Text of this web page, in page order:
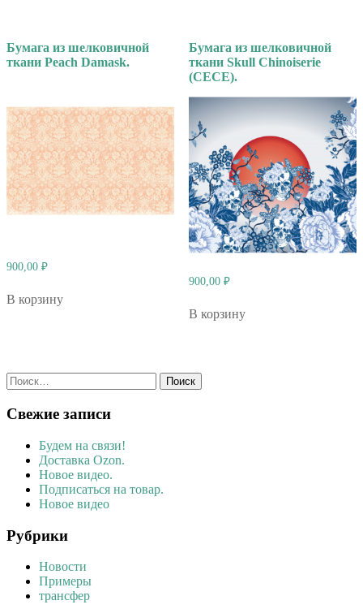
Бумага из шелковичной
ткани Peach Damask.
900,00 ₽
В корзину
Бумага из шелковичной
ткани Skull Chinoiserie
(CECE).
900,00 ₽
В корзину
Найти:
Свежие записи
Будем на связи!
Доставка Ozon.
Новое видео.
Подписаться на товар.
Новое видео
Рубрики
Новости
Примеры
трансфер